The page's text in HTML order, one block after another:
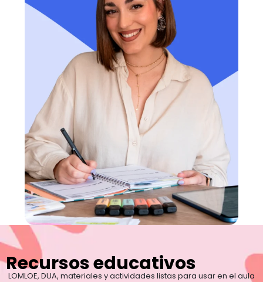
Recursos educativos
LOMLOE, DUA, materiales y actividades listas para usar en el aula